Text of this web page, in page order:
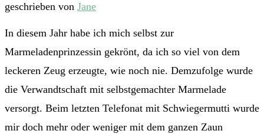
geschrieben von Jane
In diesem Jahr habe ich mich selbst zur
Marmeladenprinzessin gekrönt, da ich so viel von dem
leckeren Zeug erzeugte, wie noch nie. Demzufolge wurde
die Verwandtschaft mit selbstgemachter Marmelade
versorgt. Beim letzten Telefonat mit Schwiegermutti wurde
mir doch mehr oder weniger mit dem ganzen Zaun